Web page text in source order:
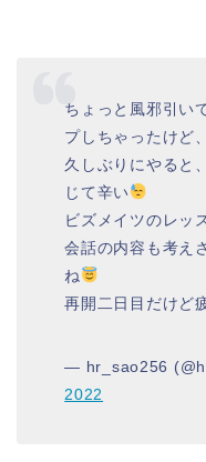
ちょっと風邪引い
プしちゃったけど
久しぶりにやると
じて辛い
ビズメイツのレッ
会話の内容も考え
ね
再開二日目だけど
— hr_sao256
2022